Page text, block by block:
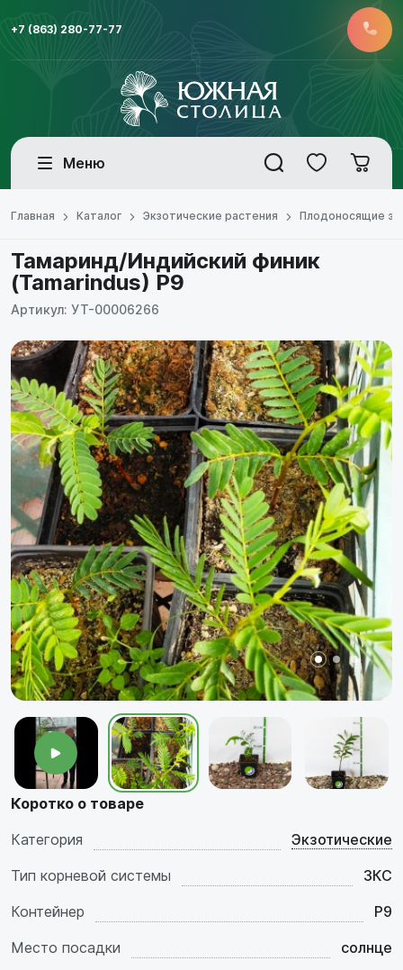
+7 (863) 280-77-77
Меню
Главная Каталог Экзотические растения Плодоносящие
Тамаринд/Индийский финик
(Tamarindus) Р9
Артикул: УТ-00006266
Коротко о товаре
Категория
Экзотические
Тип корневой системы
ЗКС
Контейнер
P9
Место посадки
солнце